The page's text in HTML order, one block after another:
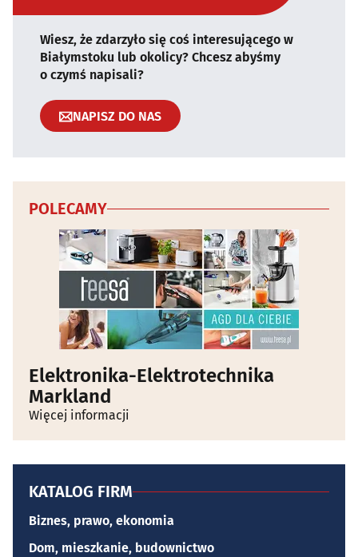
Wiesz, że zdarzyło się coś interesującego w
Białymstoku lub okolicy? Chcesz abyśmy
o czymś napisali?
NAPISZ DO NAS
POLECAMY
Elektronika-Elektrotechnika
Markland
Więcej informacji
KATALOG FIRM
Biznes, prawo, ekonomia
Dom, mieszkanie, budownictwo